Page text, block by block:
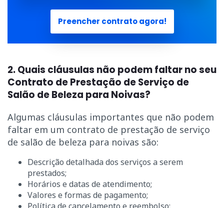
Preencher contrato agora!
2. Quais cláusulas não podem faltar no seu
Contrato de Prestação de Serviço de
Salão de Beleza para Noivas?
Algumas cláusulas importantes que não podem
faltar em um contrato de prestação de serviço
de salão de beleza para noivas são:
Descrição detalhada dos serviços a serem
prestados;
Horários e datas de atendimento;
Valores e formas de pagamento;
Política de cancelamento e reembolso;